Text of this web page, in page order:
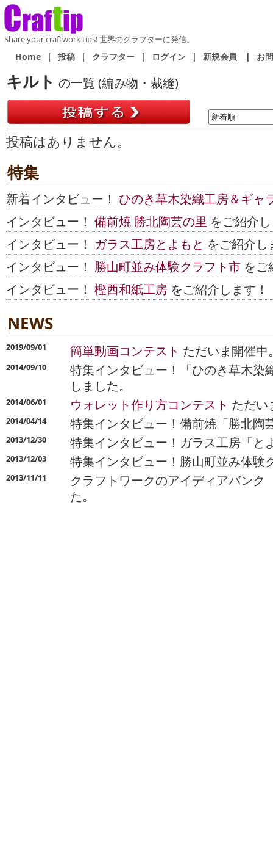
Share your craftwork tips! 世界のクラフターに発信。
Home | 投稿 | クラフター | ログイン | 新規会員 | お
キルト の一覧 (編み物・裁縫)
投稿はありません。
特集
新着インタビュー！ ひのき草木染織工房＆ギャ
インタビュー！ 備前焼 勝北陶芸の里 をご紹介
インタビュー！ ガラス工房とよもと をご紹介し
インタビュー！ 勝山町並み体験クラフト市 をご
インタビュー！ 樫西和紙工房 をご紹介します！
NEWS
2019/09/01 簡単動画コンテスト ただいま開催
2014/09/10
特集インタビュー！「ひのき草木染
しました。
2014/06/01 ウォレット作り方コンテスト ただい
2014/04/14 特集インタビュー！備前焼「勝北陶
2013/12/30 特集インタビュー！ガラス工房「と
2013/12/03 特集インタビュー！勝山町並み体験
2013/11/11
クラフトワークのアイディアバン
た。